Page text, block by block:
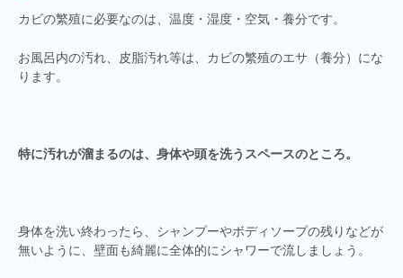
カビの繁殖に必要なのは、温度・湿度・空気・養分です。
お風呂内の汚れ、皮脂汚れ等は、カビの繁殖のエサ（養分）にな
ります。
特に汚れが溜まるのは、身体や頭を洗うスペースのところ。
身体を洗い終わったら、シャンプーやボディソープの残りなどが
無いように、壁面も綺麗に全体的にシャワーで流しましょう。